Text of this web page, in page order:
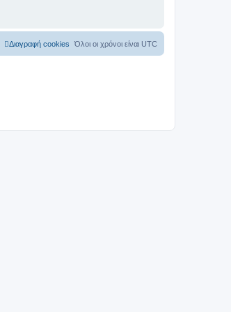
Όλοι οι χρόνοι είναι UTC
Διαγραφή cookies